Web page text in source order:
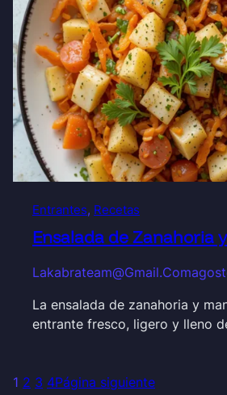
Entrantes, Recetas
Ensalada de Zanahoria
Lakabrateam@gmail.com
La ensalada de zanahoria y
entrante fresco, ligero y lleno
1 2 3 4Página siguiente